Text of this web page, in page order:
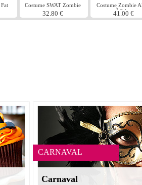
Costume SWAT Zombie
32.80 €
Costume Zombie
mÃ©decin
41.00 €
CARNAVAL
Carnaval